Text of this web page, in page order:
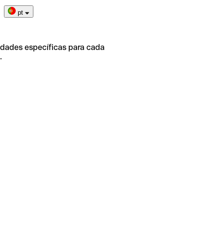
pt
específicas para cada